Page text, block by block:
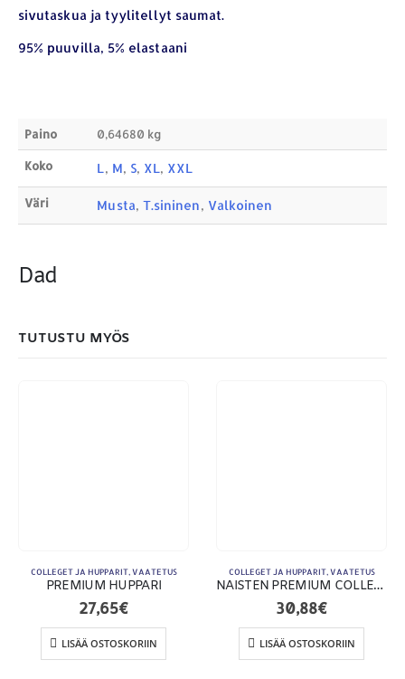
sivutaskua ja tyylitellyt saumat.
95% puuvilla, 5% elastaani
Paino 0,64680 kg
Koko L, M, S, XL, XXL
Väri Musta, T.sininen, Valkoinen
Dad
TUTUSTU MYÖS
COLLEGET JA HUPPARIT, VAATETUS
PREMIUM HUPPARI
27,65€
LISÄÄ OSTOSKORIIN
COLLEGET JA HUPPARIT, VAATETUS
NAISTEN PREMIUM COLLEGE FULL ZIP
30,88€
LISÄÄ OSTOSKORIIN
Osoite: Hikivuorenkatu 14 C 20, 33710 Tampere
Puhelin: 040-7549431
Products
search
Toimitusehdot